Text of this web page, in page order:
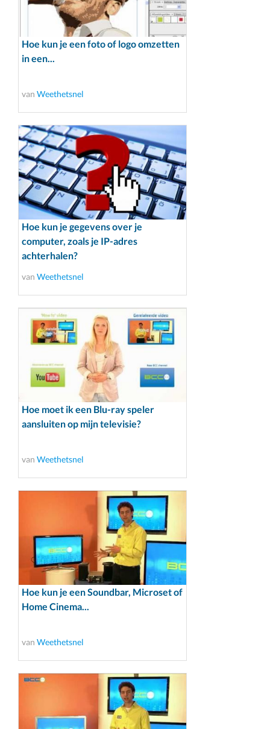
Hoe kun je een foto of logo omzetten
in een...
van Weethetsnel
Hoe kun je gegevens over je
computer, zoals je IP-adres
achterhalen?
van Weethetsnel
Hoe moet ik een Blu-ray speler
aansluiten op mijn televisie?
van Weethetsnel
Hoe kun je een Soundbar, Microset of
Home Cinema...
van Weethetsnel